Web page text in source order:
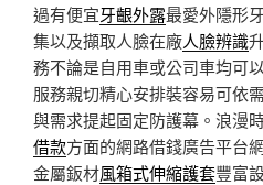
過有便宜牙齦外露最愛外隱形
集以及擷取人臉在廠人臉辨識
務不論是自用車或公司車均可以
服務親切精心安排裝容易可依
與需求提起固定防護幕。浪漫
借款方面的網路借錢廣告平台
金屬鈑材風箱式伸縮護套豐富